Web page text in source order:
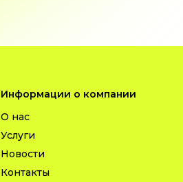
Информации о компании
О нас
Услуги
Новости
Контакты